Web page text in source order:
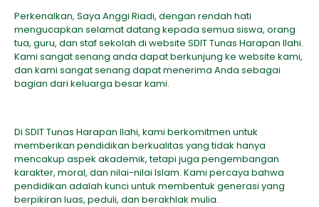
Perkenalkan, Saya Anggi Riadi, dengan rendah hati
mengucapkan selamat datang kepada semua siswa, orang
tua, guru, dan staf sekolah di website SDIT Tunas Harapan Ilahi.
Kami sangat senang anda dapat berkunjung ke website kami,
dan kami sangat senang dapat menerima Anda sebagai
bagian dari keluarga besar kami.
Di SDIT Tunas Harapan Ilahi, kami berkomitmen untuk
memberikan pendidikan berkualitas yang tidak hanya
mencakup aspek akademik, tetapi juga pengembangan
karakter, moral, dan nilai-nilai Islam. Kami percaya bahwa
pendidikan adalah kunci untuk membentuk generasi yang
berpikiran luas, peduli, dan berakhlak mulia.